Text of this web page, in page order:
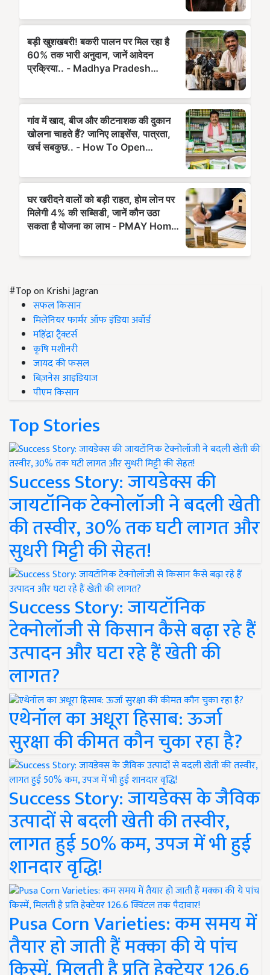
#Top on Krishi Jagran
सफल किसान
मिलेनियर फार्मर ऑफ इंडिया अवॉर्ड
महिंद्रा ट्रैक्टर्स
कृषि मशीनरी
जायद की फसल
बिज़नेस आइडियाज
पीएम किसान
Top Stories
Success Story: जायडेक्स की
जायटॉनिक टेक्नोलॉजी ने बदली खेती
की तस्वीर, 30% तक घटी लागत और
सुधरी मिट्टी की सेहत!
Success Story: जायटॉनिक
टेक्नोलॉजी से किसान कैसे बढ़ा रहे हैं
उत्पादन और घटा रहे हैं खेती की
लागत?
एथेनॉल का अधूरा हिसाब: ऊर्जा
सुरक्षा की कीमत कौन चुका रहा है?
Success Story: जायडेक्स के जैविक
उत्पादों से बदली खेती की तस्वीर,
लागत हुई 50% कम, उपज में भी हुई
शानदार वृद्धि!
Pusa Corn Varieties: कम समय में
तैयार हो जाती हैं मक्का की ये पांच